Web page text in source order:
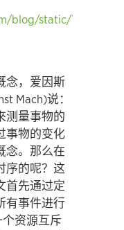
blog/static/
念，爱因斯
Mach)说：
测量事物的
事物的变化
念。那么在
序的呢？这
首先通过定
有事件进行
资源互斥